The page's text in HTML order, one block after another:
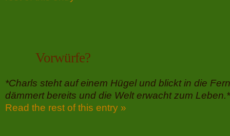
Vorwürfe?
*Charls steht auf einem Hügel und blickt in die
dämmert bereits und die Welt erwacht zum Leben.*
Read the rest of this entry »